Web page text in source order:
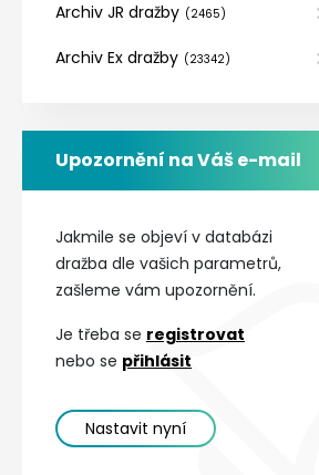
Archiv JR dražby (2465)
Archiv Ex dražby (23342)
Upozornění na Váš e-mail
Jakmile se objeví v databázi
dražba dle vašich parametrů,
zašleme vám upozornění.
Je třeba se registrovat
nebo se přihlásit
Nastavit nyní